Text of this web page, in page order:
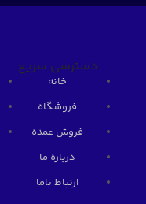
دسترسی سریع
خانه
فروشگاه
فروش عمده
درباره ما
ارتباط باما